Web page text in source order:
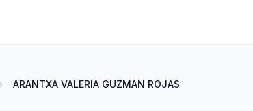
ARANTXA VALERIA GUZMAN ROJAS